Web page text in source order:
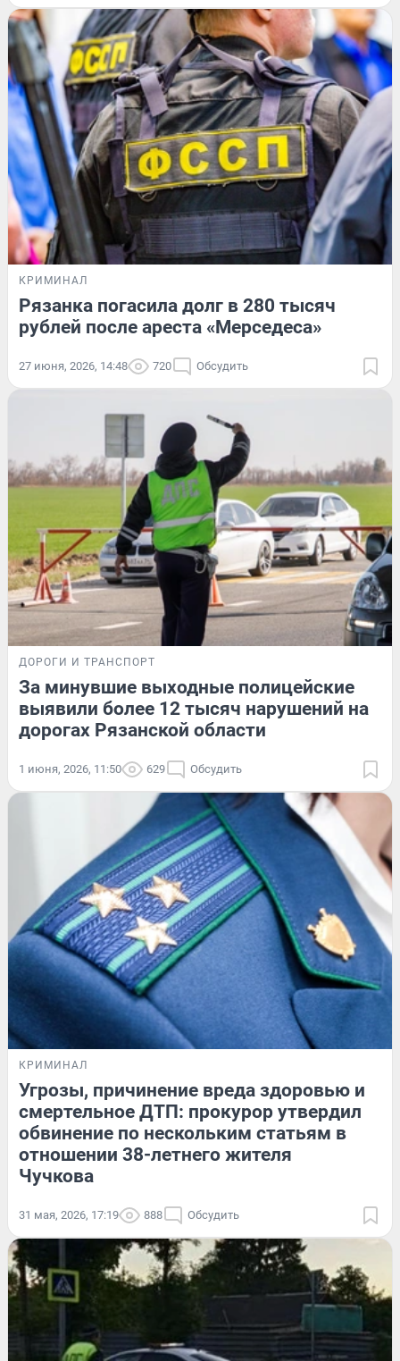
КРИМИНАЛ
Рязанка погасила долг в 280 тысяч
рублей после ареста «Мерседеса»
27 июня, 2026, 14:48 720 Обсудить
ДОРОГИ И ТРАНСПОРТ
За минувшие выходные полицейские
выявили более 12 тысяч нарушений на
дорогах Рязанской области
1 июня, 2026, 11:50 629 Обсудить
КРИМИНАЛ
Угрозы, причинение вреда здоровью и
смертельное ДТП: прокурор утвердил
обвинение по нескольким статьям в
отношении 38-летнего жителя
Чучкова
31 мая, 2026, 17:19 888 Обсудить